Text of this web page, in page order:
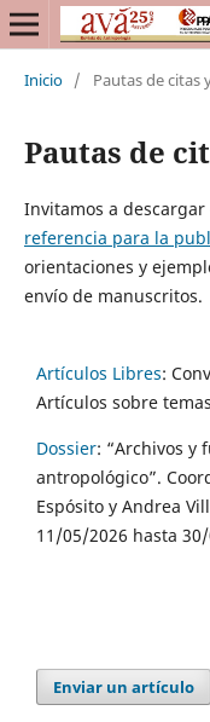
Inicio / Pautas de citas
Pautas de
Invitamos a
referencia para la
orientaciones y
envío de manuscritos.
Artículos Libres:
Artículos sobre
Dossier: “Archivos y
antropológico”.
Espósito y Andrea
11/05/2026 hasta
Enviar un artículo